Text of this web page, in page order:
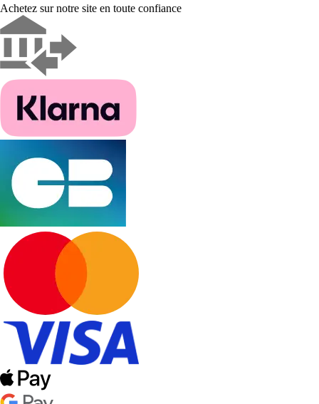
Achetez sur notre site en toute confiance